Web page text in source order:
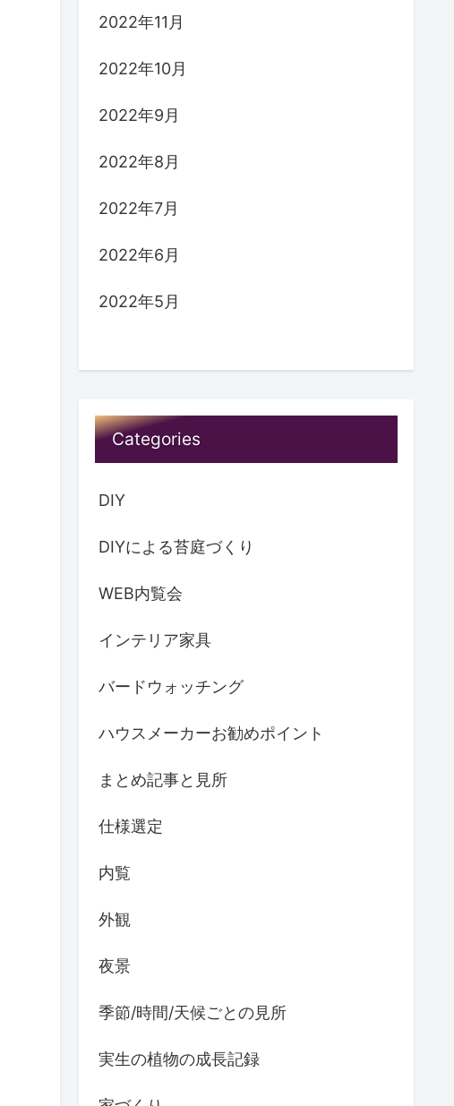
2022年11月
2022年10月
2022年9月
2022年8月
2022年7月
2022年6月
2022年5月
Categories
DIY
DIYによる苔庭づくり
WEB内覧会
インテリア家具
バードウォッチング
ハウスメーカーお勧めポイント
まとめ記事と見所
仕様選定
内覧
外観
夜景
季節/時間/天候ごとの見所
実生の植物の成長記録